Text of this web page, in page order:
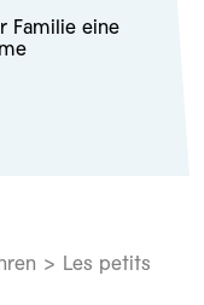
Familie eine
> Les petits